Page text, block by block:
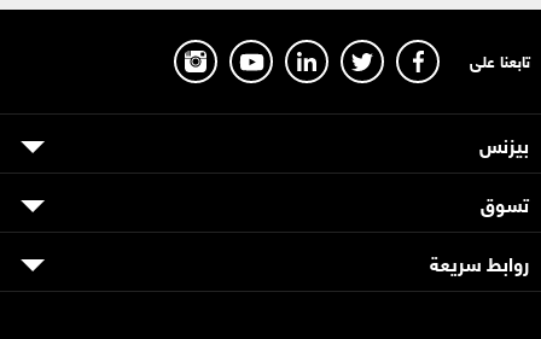
تابعنا على
بيزنس
تسوق
روابط سريعة